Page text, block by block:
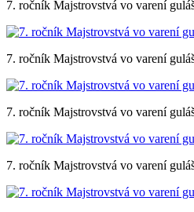
7. ročník Majstrovstvá vo varení
7. ročník Majstrovstvá vo varení
7. ročník Majstrovstvá vo varení
7. ročník Majstrovstvá vo varení